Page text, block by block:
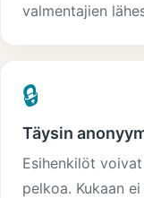
valmentajien
🔒
Täysin
Esihenkilöt
pelkoa. Kukaan